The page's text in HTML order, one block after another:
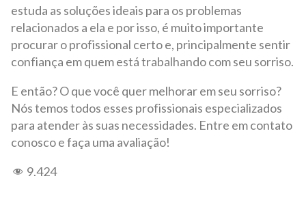
estuda as soluções ideais para os problemas
relacionados a ela e por isso, é muito importante
procurar o profissional certo e, principalmente sentir
confiança em quem está trabalhando com seu sorriso.
E então? O que você quer melhorar em seu sorriso?
Nós temos todos esses profissionais especializados
para atender às suas necessidades. Entre em contato
conosco e faça uma avaliação!
9.424